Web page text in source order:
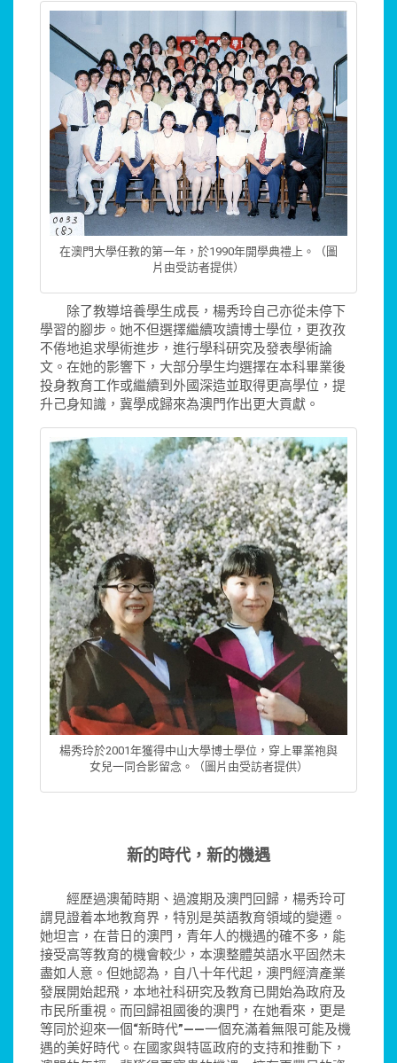
在澳門大學任教的第一年，於1990年開學典禮上。（圖
片由受訪者提供）
除了教導培養學生成長，楊秀玲自己亦從未停下
學習的腳步。她不但選擇繼續攻讀博士學位，更孜孜
不倦地追求學術進步，進行學科研究及發表學術論
文。在她的影響下，大部分學生均選擇在本科畢業後
投身教育工作或繼續到外國深造並取得更高學位，提
升己身知識，冀學成歸來為澳門作出更大貢獻。
楊秀玲於2001年獲得中山大學博士學位，穿上畢業袍與
女兒一同合影留念。（圖片由受訪者提供）
新的時代，新的機遇
經歷過澳葡時期、過渡期及澳門回歸，楊秀玲可
謂見證着本地教育界，特別是英語教育領域的變遷。
她坦言，在昔日的澳門，青年人的機遇的確不多，能
接受高等教育的機會較少，本澳整體英語水平固然未
盡如人意。但她認為，自八十年代起，澳門經濟產業
發展開始起飛，本地社科研究及教育已開始為政府及
市民所重視。而回歸祖國後的澳門，在她看來，更是
等同於迎來一個“新時代”——一個充滿着無限可能及機
遇的美好時代。在國家與特區政府的支持和推動下，